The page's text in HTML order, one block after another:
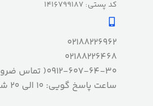
کد پستی: 1416799187
02188226962
02188226468
0912-607-64-30( تماس ضروری)
ساعت پاسخ گویی: 10 الی 20 شنبه الی چهارشنبه